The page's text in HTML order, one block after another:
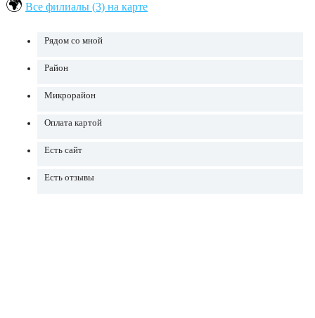
Все филиалы (3) на карте
Рядом со мной
Район
Микрорайон
Оплата картой
Есть сайт
Есть отзывы